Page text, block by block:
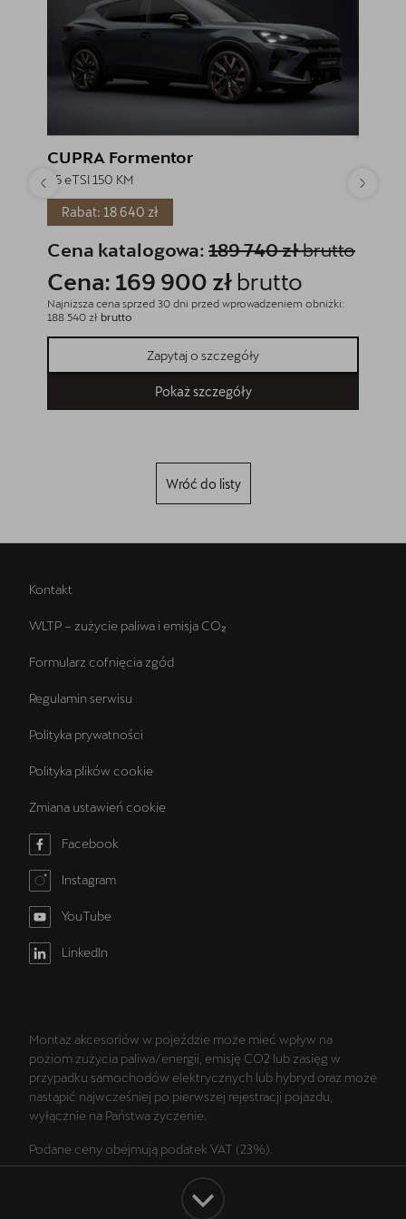
CUPRA Formentor
1.5 eTSI 150 KM
Rabat: 18 640 zł
Cena katalogowa: 189 740 złbrutto
Cena: 169 900 zł brutto
Najniższa cena sprzed 30 dni przed wprowadzeniem obniżki:
188 540 zł brutto
Zapytaj o szczegóły
Pokaż szczegóły
1.5
Wróć do listy
Kontakt
WLTP – zużycie paliwa i emisja CO₂
Formularz cofnięcia zgód
Regulamin serwisu
Polityka prywatności
Polityka plików cookie
Zmiana ustawień cookie
Facebook
Instagram
YouTube
LinkedIn
Montaż akcesoriów w pojeździe może mieć wpływ na
poziom zużycia paliwa/energii, emisję CO2 lub zasięg w
przypadku samochodów elektrycznych lub hybryd oraz może
nastąpić najwcześniej po pierwszej rejestracji pojazdu,
wyłącznie na Państwa życzenie.
Podane ceny obejmują podatek VAT (23%).
Wszelkie prezentowane informacje, w szczególności zdjęcia,
wykresy, specyfikacje, opisy, rysunki lub parametry techniczne